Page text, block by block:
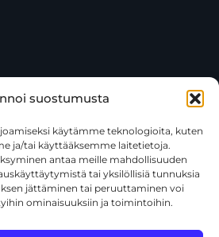
suostumusta
käytämme teknologioita, kuten
ja/tai käyttääksemme laitetietoja.
antaa meille mahdollisuuden
tai yksilöllisiä tunnuksia
jättäminen tai peruuttaminen voi
ominaisuuksiin ja toimintoihin.